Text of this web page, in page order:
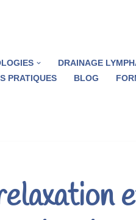
DRAINAGE
PRATIQUES BLOG